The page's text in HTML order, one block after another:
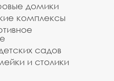
домики
комплексы
садов
и столики